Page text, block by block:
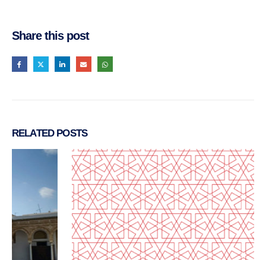
Share this post
RELATED POSTS